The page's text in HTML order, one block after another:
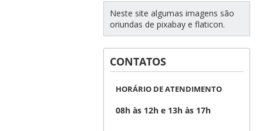
Neste site algumas imagens são
oriundas de pixabay e flaticon.
CONTATOS
HORÁRIO DE ATENDIMENTO
08h às 12h e 13h às 17h